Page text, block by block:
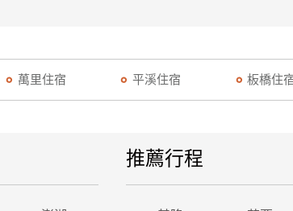
萬里住宿 平溪住宿 板橋住
推薦行程